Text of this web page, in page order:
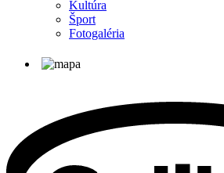
Kultúra
Šport
Fotogaléria